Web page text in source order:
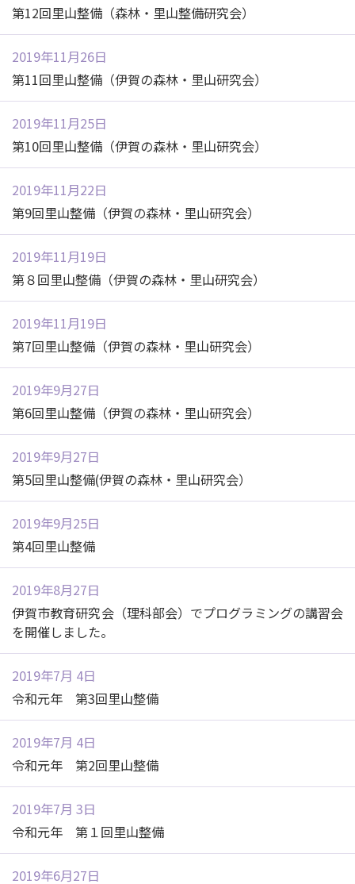
第12回里山整備（森林・里山整備研究会）
2019年11月26日
第11回里山整備（伊賀の森林・里山研究会）
2019年11月25日
第10回里山整備（伊賀の森林・里山研究会）
2019年11月22日
第9回里山整備（伊賀の森林・里山研究会）
2019年11月19日
第８回里山整備（伊賀の森林・里山研究会）
2019年11月19日
第7回里山整備（伊賀の森林・里山研究会）
2019年9月27日
第6回里山整備（伊賀の森林・里山研究会）
2019年9月27日
第5回里山整備(伊賀の森林・里山研究会）
2019年9月25日
第4回里山整備
2019年8月27日
伊賀市教育研究会（理科部会）でプログラミングの講習会
を開催しました。
2019年7月 4日
令和元年 第3回里山整備
2019年7月 4日
令和元年 第2回里山整備
2019年7月 3日
令和元年 第１回里山整備
2019年6月27日